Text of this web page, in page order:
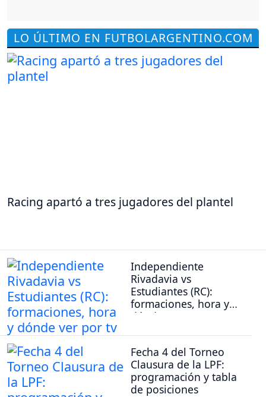
LO ÚLTIMO EN FUTBOLARGENTINO.COM
Racing apartó a tres jugadores del plantel
Independiente
Rivadavia vs
Estudiantes (RC):
formaciones, hora y
dónde ver por tv
Fecha 4 del Torneo
Clausura de la LPF:
programación y tabla
de posiciones